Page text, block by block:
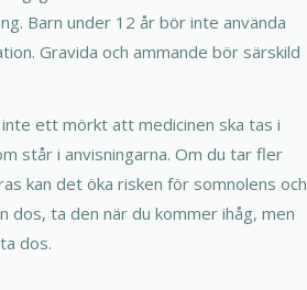
Barn under 12 år bör inte använda
Gravida och ammande bör särskild
ett mörkt att medicinen ska tas i
står i anvisningarna. Om du tar fler
kan det öka risken för somnolens och
dos, ta den när du kommer ihåg, men
dos.